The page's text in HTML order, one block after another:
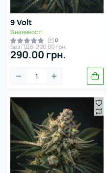
9 Volt
В наявності
0
Без ПДВ: 290.00 грн.
290.00 грн.